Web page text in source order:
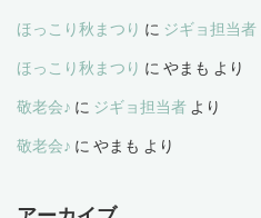
ほっこり秋まつり に ジギョ担当者
ほっこり秋まつり に やまも より
敬老会♪ に ジギョ担当者 より
敬老会♪ に やまも より